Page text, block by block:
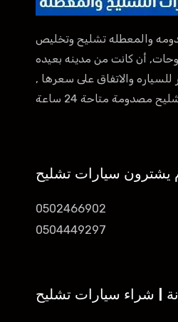
والمعطله تشليح وتخليص
أن كانت من مدينه بعيده
والاتفاق على سعرها ,
متاحة 24 ساعة
يشترون سيارات تشليح
0502466902
0504449297
| شراء سيارات تشليح